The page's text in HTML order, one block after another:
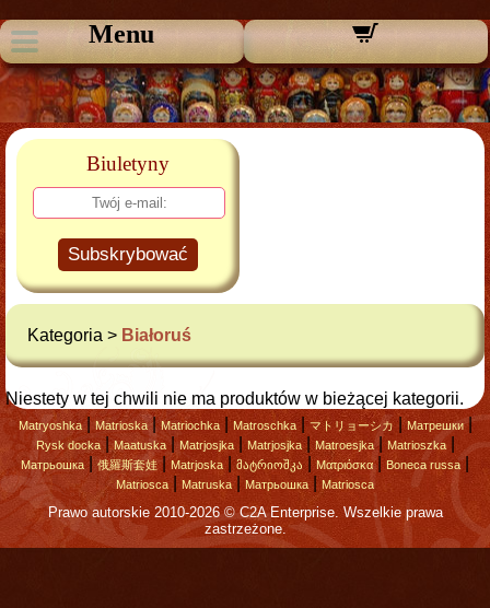
Menu
Biuletyny
Subskrybować
Kategoria > Białoruś
Niestety w tej chwili nie ma produktów w bieżącej kategorii.
Matryoshka| Matrioska|Matriochka| Matroschka|マトリョーシカ|Матрешки|
Rysk docka|Maatuska|Matrjosjka| Matrjosjka| Matroesjka| Matrioszka|
Матрьошка |俄羅斯套娃| Matrjoska მატრიოშკა|Ματριόσκα| Boneca russa|
Matriosca Matruska| Матрьошка |Matriosca
Prawo autorskie 2010-2026 © C2A Enterprise. Wszelkie prawa
zastrzeżone.